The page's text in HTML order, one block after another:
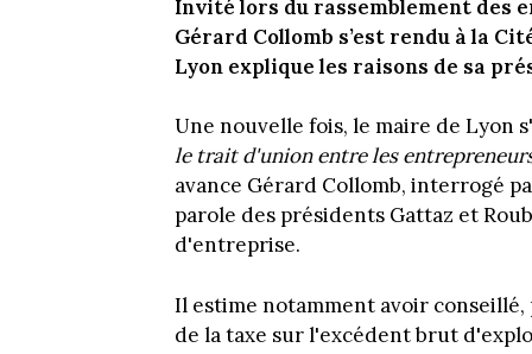
Invité lors du rassemblement des
Gérard Collomb s’est rendu à la
Lyon explique les raisons de sa
Une nouvelle fois, le maire de Lyon
le trait d'union entre les
avance Gérard Collomb, interrogé
parole des présidents Gattaz et
d'entreprise.
Il estime notamment avoir
de la taxe sur l'excédent brut